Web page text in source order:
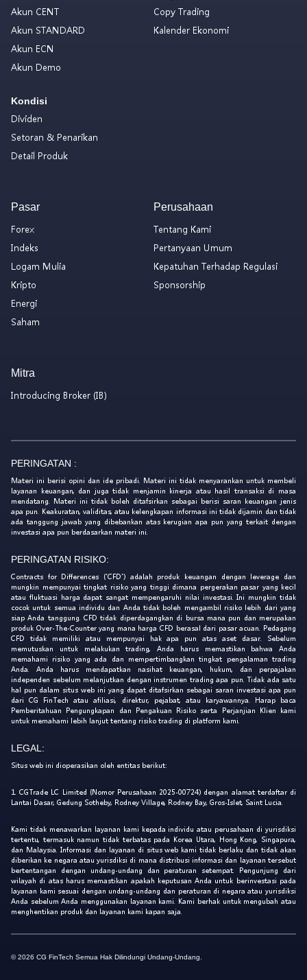
Akun CENT
Akun STANDARD
Akun ECN
Akun Demo
Kondisi
Dividen
Setoran & Penarikan
Detail Produk
Copy Trading
Kalender Ekonomi
Pasar
Forex
Indeks
Logam Mulia
Kripto
Energi
Saham
Perusahaan
Tentang Kami
Pertanyaan Umum
Kepatuhan Terhadap Regulasi
Sponsorship
Mitra
Introducing Broker (IB)
PERINGATAN :
Materi ini berisi opini dan ide pribadi. Materi ini tidak menyarankan untuk membeli
layanan keuangan, dan juga tidak menjamin kinerja atau hasil transaksi di masa
mendatang. Materi ini tidak boleh ditafsirkan sebagai berisi saran keuangan jenis
apa pun. Keakuratan, validitas, atau kelengkapan informasi ini tidak dijamin dan tidak
ada tanggung jawab yang dibebankan atas kerugian apa pun yang terkait dengan
investasi apa pun berdasarkan materi ini.
PERINGATAN RISIKO:
Contracts for Differences ('CFD') adalah produk keuangan dengan leverage dan
mungkin mempunyai tingkat risiko yang tinggi dimana pergerakan pasar yang kecil
atau fluktuasi harga dapat sangat mempengaruhi nilai investasi. Ini mungkin tidak
cocok untuk semua individu dan Anda tidak boleh mengambil risiko lebih dari yang
siap Anda tanggung. CFD tidak diperdagangkan di bursa mana pun dan merupakan
produk Over-The-Counter yang mana harga CFD berasal dari pasar acuan. Pedagang
CFD tidak memiliki atau mempunyai hak apa pun atas aset dasar. Sebelum
memutuskan untuk melakukan trading, Anda harus memastikan bahwa Anda
memahami risiko yang ada dan mempertimbangkan tingkat pengalaman trading
Anda. Anda harus mendapatkan nasihat keuangan, hukum, dan perpajakan
independen sebelum melanjutkan dengan instrumen trading apa pun. Tidak ada satu
hal pun dalam situs web ini yang dapat ditafsirkan sebagai saran investasi apa pun
dari CG FinTech atau afiliasi, direktur, pejabat, atau karyawannya. Harap baca
Pemberitahuan Pengungkapan dan Pengakuan Risiko serta Perjanjian Klien kami
untuk memahami lebih lanjut tentang risiko trading di platform kami.
LEGAL:
Situs web ini dioperasikan oleh entitas berikut:
1. CGTrade LC Limited (Nomor Perusahaan 2025-00724) dengan alamat terdaftar di
Lantai Dasar, Gedung Sotheby, Rodney Village, Rodney Bay, Gros-Islet, Saint Lucia.
Kami tidak menawarkan layanan kami kepada individu atau perusahaan di yurisdiksi
tertentu, termasuk namun tidak terbatas pada Korea Utara, Hong Kong, Singapura,
dan Malaysia. Informasi dan layanan di situs web kami tidak berlaku dan tidak akan
diberikan ke negara atau yurisdiksi di mana distribusi informasi dan layanan tersebut
bertentangan dengan undang-undang dan peraturan setempat. Pengunjung dari
wilayah di atas harus memastikan apakah keputusan Anda untuk berinvestasi pada
layanan kami sesuai dengan undang-undang dan peraturan di negara atau yurisdiksi
Anda sebelum Anda menggunakan layanan kami. Kami berhak untuk mengubah atau
menghentikan produk dan layanan kami kapan saja.
© 2026 CG FinTech Semua Hak Dilindungi Undang-Undang.